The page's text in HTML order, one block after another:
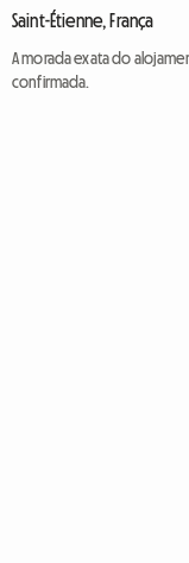
Saint-Étienne, França
A morada exata do
confirmada.